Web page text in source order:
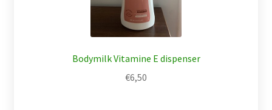
Bodymilk Vitamine E dispenser
€6,50